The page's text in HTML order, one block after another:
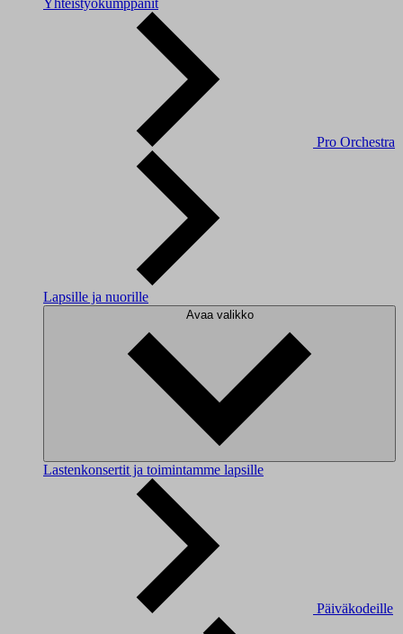
Yhteistyökumppanit
Pro Orchestra
Lapsille ja nuorille
Avaa valikko
Lastenkonsertit ja toimintamme lapsille
Päiväkodeille